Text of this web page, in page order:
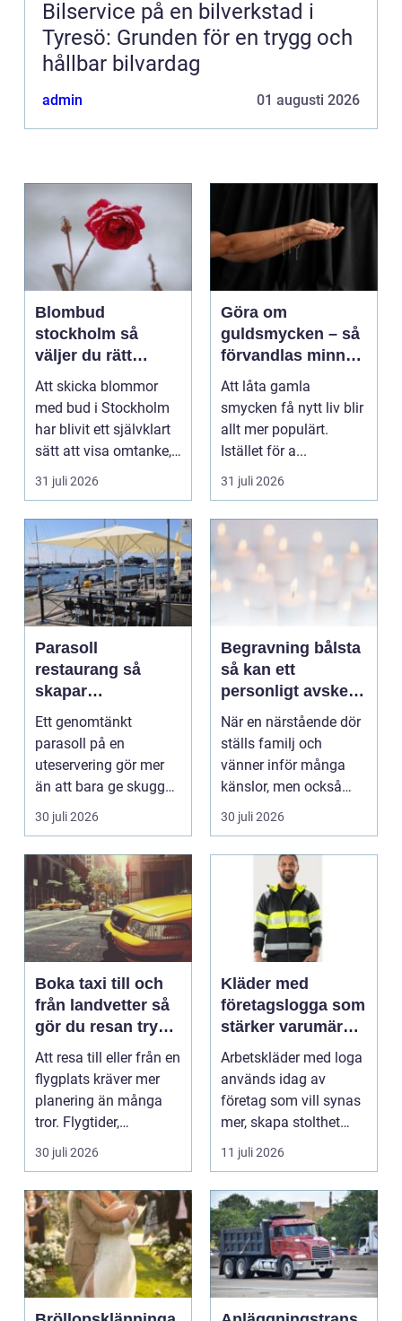
Bilservice på en bilverkstad i
Tyresö: Grunden för en trygg och
hållbar bilvardag
admin 01 augusti 2026
Blombud
stockholm så
väljer du rätt
blommor för varje
tillfälle
Att skicka blommor
med bud i Stockholm
har blivit ett självklart
sätt att visa omtanke,
fira stora h...
31 juli 2026
Göra om
guldsmycken – så
förvandlas minnen
till nya favoriter
Att låta gamla
smycken få nytt liv blir
allt mer populärt.
Istället för a...
31 juli 2026
Parasoll
restaurang så
skapar
uteserveringen rätt
känsla året runt
Ett genomtänkt
parasoll på en
uteservering gör mer
än att bara ge skugga.
Det påverkar hur länge
gäs...
30 juli 2026
Begravning bålsta
så kan ett
personligt avsked
formas
När en närstående dör
ställs familj och
vänner inför många
känslor, men också
praktiska beslut. En b...
30 juli 2026
Boka taxi till och
från landvetter så
gör du resan trygg
och smidig
Att resa till eller från en
flygplats kräver mer
planering än många
tror. Flygtider,
packning, säker...
30 juli 2026
Kläder med
företagslogga som
stärker varumärket
varje dag
Arbetskläder med loga
används idag av
företag som vill synas
mer, skapa stolthet
inte...
11 juli 2026